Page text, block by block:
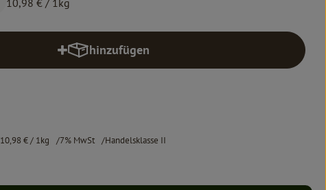
10,98 € / 1kg
hinzufügen
Produkt zum Warenkorb hinzufügen
10,98 €/ 1kg 7% MwSt Handelsklasse II